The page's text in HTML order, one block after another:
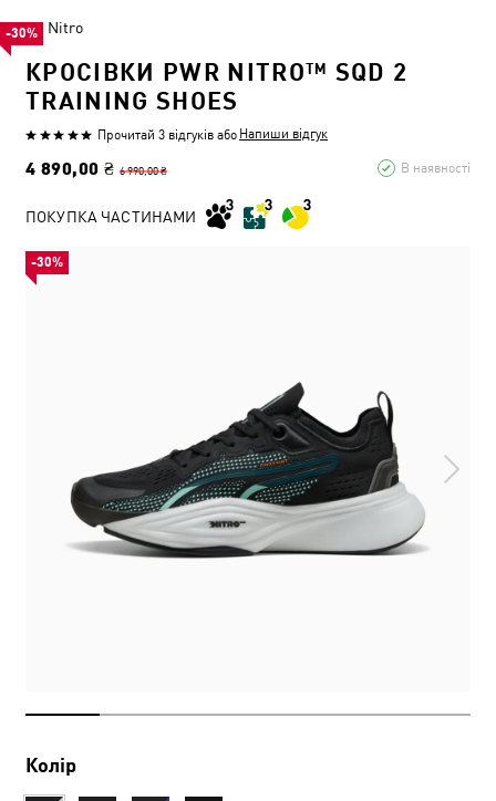
Nitro
КРОСІВКИ PWR NITRO™ SQD 2
TRAINING SHOES
Прочитай 3 відгуків або Напиши відгук
4 890,00 ₴ 6 990,00 ₴ В наявності
-30%
ПОКУПКА ЧАСТИНАМИ
Колір
-30%